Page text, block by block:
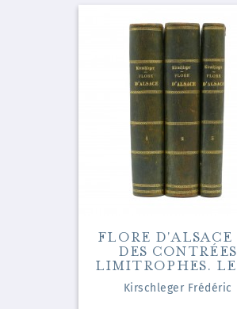
FLORE D'ALSACE
DES CONTRÉES
LIMITROPHES.
Kirschleger Frédéric